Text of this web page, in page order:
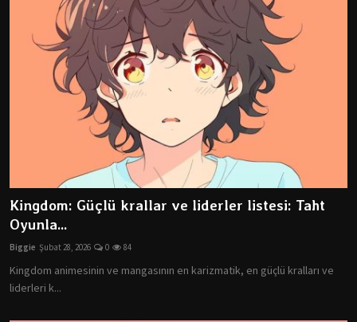
Kingdom: Güçlü krallar ve liderler listesi: Taht
Oyunla...
Biggie Şubat 28, 2026 0 84
Kingdom animesinin ve mangasının en karizmatik, en güçlü kralları ve
liderleri k...